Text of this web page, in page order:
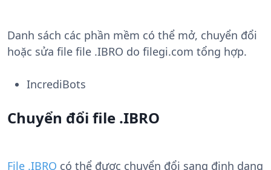
Danh sách các phần mềm có thể mở, chuyển đổi
hoặc sửa file file .IBRO do filegi.com tổng hợp.
IncrediBots
Chuyển đổi file .IBRO
File .IBRO có thể được chuyển đổi sang định dạng